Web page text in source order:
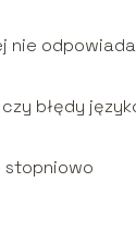
nie
błędy
stopniowo